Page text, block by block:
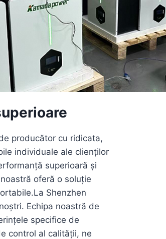
producător cu ridicata,
individuale ale clienților
superioară și
oferă o soluție
Shenzhen
Echipa noastră de
specifice de
control al calității, ne